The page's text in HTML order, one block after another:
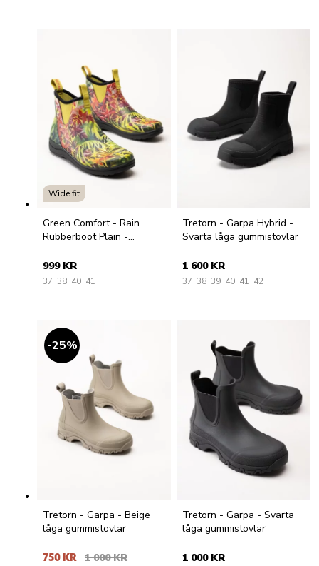
Wide fit
Green Comfort - Rain
Rubberboot Plain -
gummistövlar
999 KR
37 38 40 41
Tretorn - Garpa Hybrid -
Svarta låga gummistövlar
1 600 KR
37 38 39 40 41 42
25%
Tretorn - Garpa - Beige
låga gummistövlar
750 KR 1 000 KR
Tretorn - Garpa - Svarta
låga gummistövlar
1 000 KR